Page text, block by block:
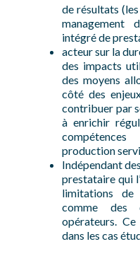
de résultats
management
intégré de
acteur sur la
des impacts
des moyens
côté des
contribuer par
à enrichir
production
Indépendant
prestataire qui
limitations
comme des
opérateurs.
dans les cas